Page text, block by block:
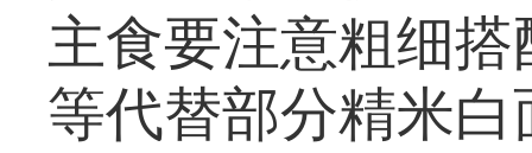
主食要注意粗细
等代替部分精米